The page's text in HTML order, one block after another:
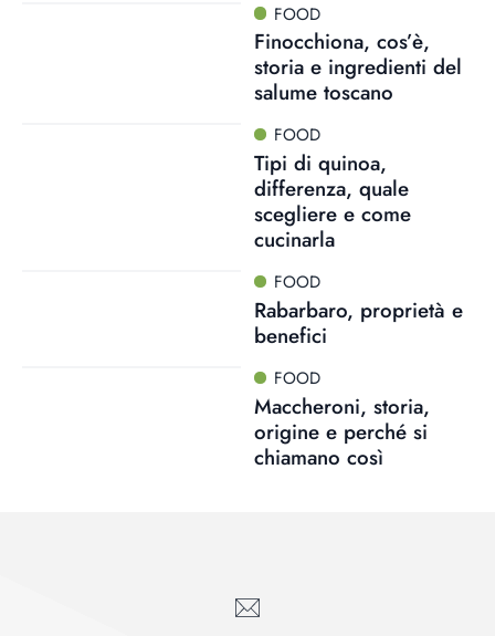
FOOD
Finocchiona, cos’è,
storia e ingredienti del
salume toscano
FOOD
Tipi di quinoa,
differenza, quale
scegliere e come
cucinarla
FOOD
Rabarbaro, proprietà e
benefici
FOOD
Maccheroni, storia,
origine e perché si
chiamano così